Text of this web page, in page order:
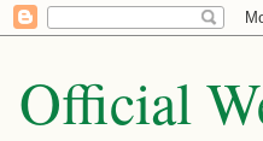
Official